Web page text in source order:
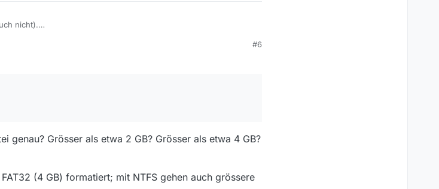
nicht).
#6
Grösser als etwa 2 GB? Grösser als etwa 4 GB?
(4 GB) formatiert; mit NTFS gehen auch grössere